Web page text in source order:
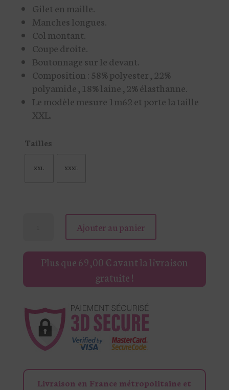
Gilet en maille.
Manches longues.
Col montant.
Coupe droite.
Boutonnage sur le devant.
Composition : 58% polyester , 22%
polyamide , 18% laine , 2% élasthanne.
Le modèle mesure 1m62 et porte la taille
XXL.
Tailles
XXL XXXL
GILET
MAILLE
MONTANT
AUGUSTIN
GT
Ajouter au panier
Plus que69,00€avant la livraison
gratuite !
Livraison en France métropolitaine et